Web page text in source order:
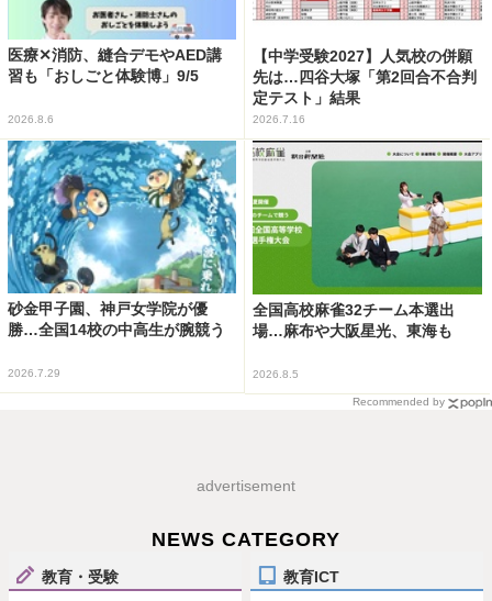
医療✕消防、縫合デモやAED講
習も「おしごと体験博」9/5
2026.8.6
【中学受験2027】人気校の併願
先は…四谷大塚「第2回合不合判
定テスト」結果
2026.7.16
砂金甲子園、神戸女学院が優
勝…全国14校の中高生が腕競う
2026.7.29
全国高校麻雀32チーム本選出
場…麻布や大阪星光、東海も
2026.8.5
Recommended by
advertisement
NEWS CATEGORY
教育・受験 教育ICT